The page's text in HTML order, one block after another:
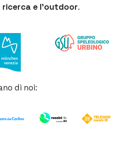
ricerca e l’outdoor.
di noi: